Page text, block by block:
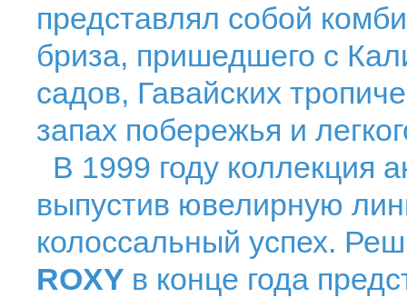
представлял собой
бриза, пришедшего с
садов, Гавайских
запах побережья и
В 1999 году коллекция
выпустив ювелирную
колоссальный успех.
ROXY в конце года